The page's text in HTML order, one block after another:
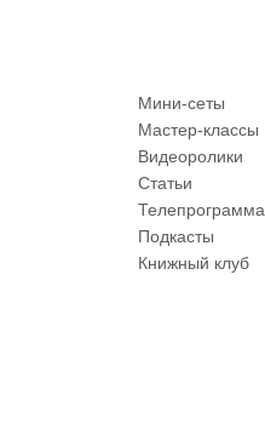
Мини-сеты
Мастер-классы
Видеоролики
Статьи
Телепрограмма
Подкасты
Книжный клуб